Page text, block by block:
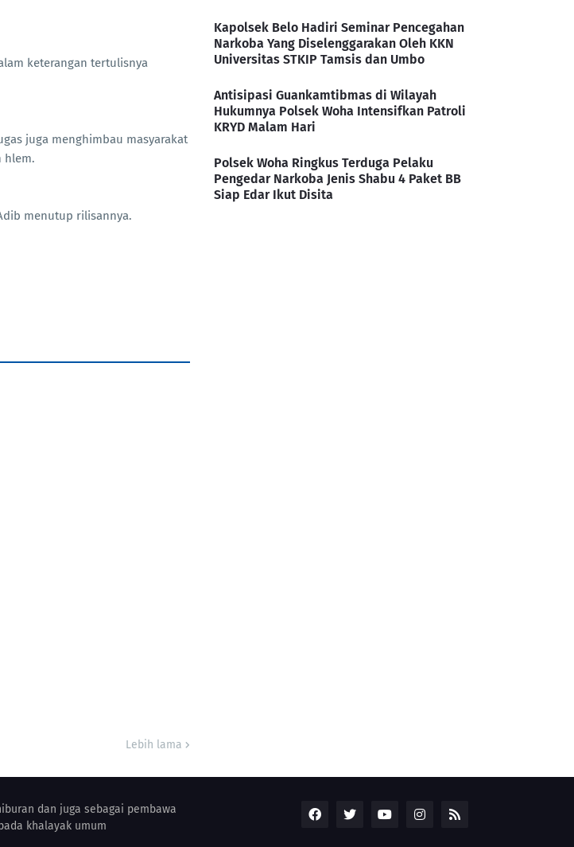
keterangan tertulisnya
juga menghimbau masyarakat
hlem.
menutup rilisannya.
Lebih lama
Kapolsek Belo Hadiri Seminar Pencegahan
Narkoba Yang Diselenggarakan Oleh KKN
Universitas STKIP Tamsis dan Umbo
Antisipasi Guankamtibmas di Wilayah
Hukumnya Polsek Woha Intensifkan Patroli
KRYD Malam Hari
Polsek Woha Ringkus Terduga Pelaku
Pengedar Narkoba Jenis Shabu 4 Paket BB
Siap Edar Ikut Disita
dan juga sebagai pembawa
khalayak umum